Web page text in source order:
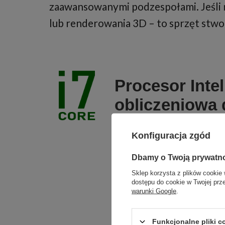
zaawansowanymi podzespołami.
lub renderowania 3D – to sprzęt
Procesor
obliczeniowa
Sercem komputera
Core i7,
wynosi2.1 GHz, a
podręczną
24 MB
codziennych
Konfiguracja zgód
Dbamy o Twoją
Sklep korzysta z plików cookie
dostępu do cookie w Twojej
warunki Google
Funkcjonalne pliki